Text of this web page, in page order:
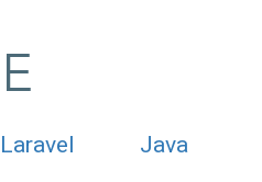
Laravel Java